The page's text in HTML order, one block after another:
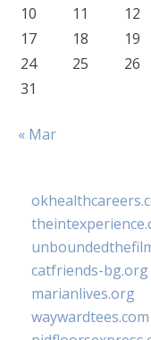
10
11 12
17
18 19
24
25 26
31
« Mar
catfriends-bg.org
marianlives.org
waywardtees.com